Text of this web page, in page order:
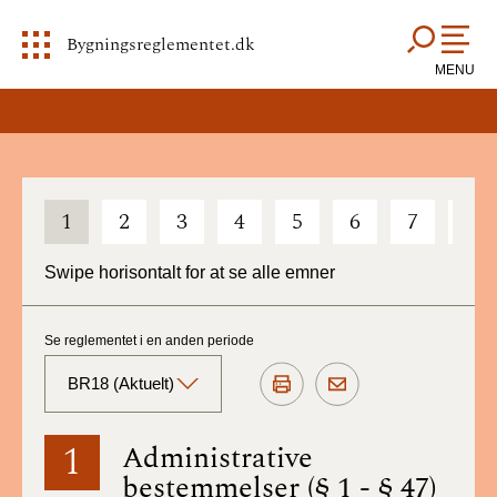
Bygningsreglementet.dk
MENU
1 2 3 4 5 6 7
Swipe horisontalt for at se alle emner
1 Administrative
bestemmelser (§ 1 - § 47)
Se reglementet i en anden periode
BR18 (Aktuelt)
BR18 (Aktuelt)